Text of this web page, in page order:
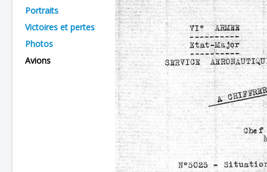
Formation
Doctrines
Portraits
Victoires et pertes
Photos
Avions